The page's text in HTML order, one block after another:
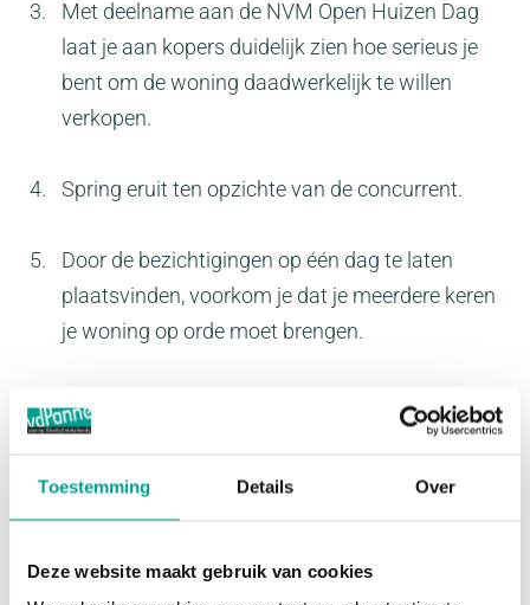
Toestemming Details Over
Deze website maakt gebruik van cookies
Met deelname aan de NVM Open Huizen Dag
laat je aan kopers duidelijk zien hoe serieus je
bent om de woning daadwerkelijk te willen
verkopen.
Spring eruit ten opzichte van de concurrent.
Door de bezichtigingen op één dag te laten
plaatsvinden, voorkom je dat je meerdere keren
je woning op orde moet brengen.
Je kunt na afloop zien hoe je woning in de
markt ligt. Aan de hand van de bezichtigingen